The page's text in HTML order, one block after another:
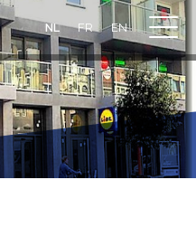
NL FR EN